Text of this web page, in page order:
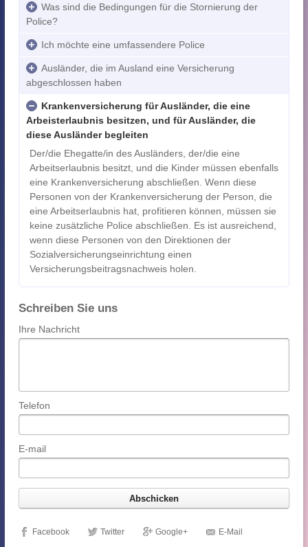
Was sind die Bedingungen für die Stornierung der
Police?
Ich möchte eine umfassendere Police
Ausländer, die im Ausland eine Versicherung
abgeschlossen haben
Krankenversicherung für Ausländer, die eine
Arbeisterlaubnis besitzen, und für Ausländer, die
diese Ausländer begleiten
Der/die Ehegatte/in des Ausländers, der/die eine
Arbeitserlaubnis besitzt, und die Kinder müssen ebenfalls
eine Krankenversicherung abschließen. Wenn diese
Personen von der Krankenversicherung der Person, die
eine Arbeitserlaubnis hat, profitieren können, müssen sie
keine zusätzliche Police abschließen. Es ist ausreichend,
wenn diese Personen von den Direktionen der
Sozialversicherungseinrichtung einen
Versicherungsbeitragsnachweis holen.
Schreiben Sie uns
Ihre Nachricht
Telefon
E-mail
Facebook Twitter Google+ E-Mail